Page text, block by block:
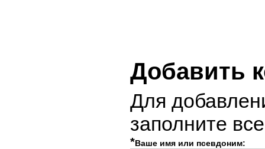
Добавить
Для
заполните
*Ваше имя или псевдоним: